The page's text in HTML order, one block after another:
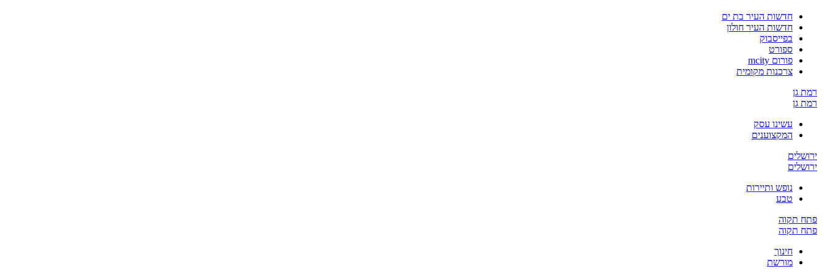
חדשות העיר בת ים
חדשות העיר חולון
בפייסבוק
ספורט
פורום mcity
צרכנות מקומית
רמת גן
רמת גן
עשינו עסק
המקצוענים
ירושלים
ירושלים
נופש ותיירות
טבע
פתח תקוה
פתח תקוה
חינוך
מורשת